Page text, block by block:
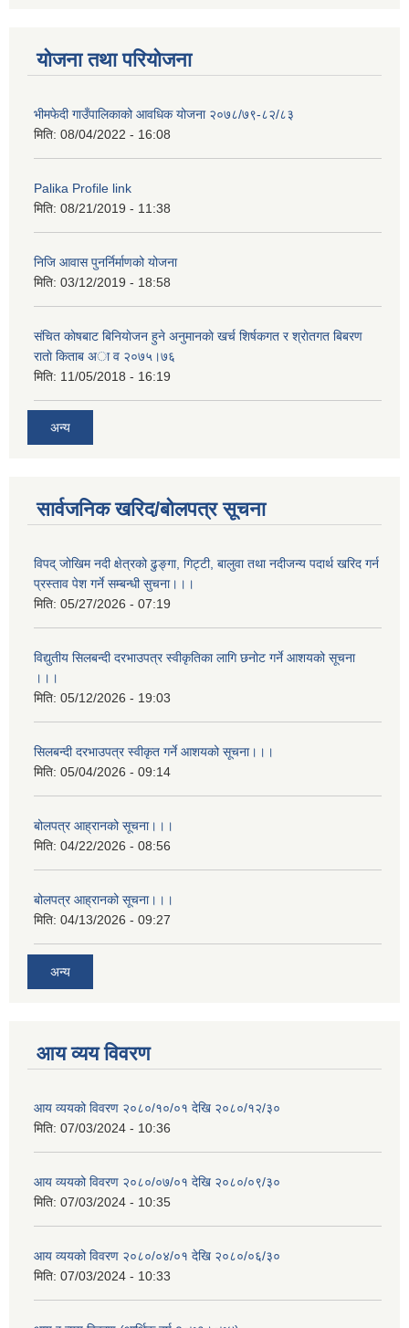
योजना तथा परियोजना
भीमफेदी गाउँपालिकाको आवधिक योजना २०७८/७९-८२/८३
मिति: 08/04/2022 - 16:08
Palika Profile link
मिति: 08/21/2019 - 11:38
निजि आवास पुनर्निर्माणको योजना
मिति: 03/12/2019 - 18:58
संचित काेषबाट बिनियाेजन हुने अनुमानकाे खर्च शिर्षकगत र श्राेतगत बिबरण
राताे किताब अा‍ व २‍०७५।७६
मिति: 11/05/2018 - 16:19
अन्य
सार्वजनिक खरिद/बोलपत्र सूचना
विपद् जोखिम नदी क्षेत्रको ढुङ्गा, गिट्टी, बालुवा तथा नदीजन्य पदार्थ खरिद गर्न
प्रस्ताव पेश गर्ने सम्बन्धी सुचना।।।
मिति: 05/27/2026 - 07:19
विद्युतीय सिलबन्दी दरभाउपत्र स्वीकृतिका लागि छनोट गर्ने आशयको सूचना
।।।
मिति: 05/12/2026 - 19:03
सिलबन्दी दरभाउपत्र स्वीकृत गर्ने आशयको सूचना।।।
मिति: 05/04/2026 - 09:14
बोलपत्र आह्रानको सूचना।।।
मिति: 04/22/2026 - 08:56
बोलपत्र आह्रानको सूचना।।।
मिति: 04/13/2026 - 09:27
अन्य
आय व्यय विवरण
आय व्ययको विवरण २०८०/१०/०१ देखि २०८०/१२/३०
मिति: 07/03/2024 - 10:36
आय व्ययको विवरण २०८०/०७/०१ देखि २०८०/०९/३०
मिति: 07/03/2024 - 10:35
आय व्ययको विवरण २०८०/०४/०१ देखि २०८०/०६/३०
मिति: 07/03/2024 - 10:33